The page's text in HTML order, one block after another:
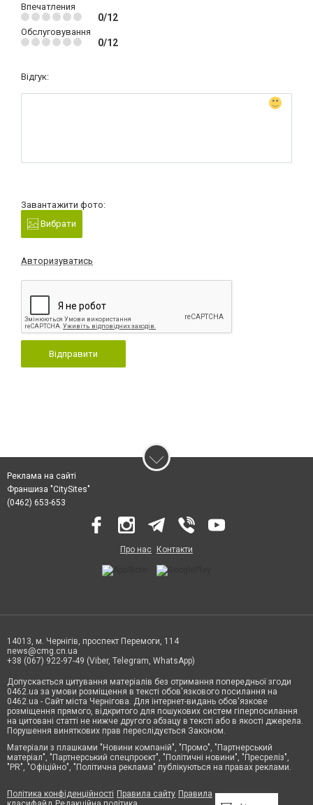
Впечатления
0/12
Обслуговування
0/12
Відгук:
Завантажити фото:
Вибрати
Авторизуватись
Відправити
Реклама на сайті
Франшиза "CitySites"
(0462) 653-653
Про нас Контакти
14013, м. Чернігів, проспект Перемоги, 114
news@cmg.cn.ua
+38 (067) 922-97-49 (Viber, Telegram, WhatsApp)
Допускається цитування матеріалів без отримання попередньої згоди
0462.ua за умови розміщення в тексті обов'язкового посилання на
0462.ua - Сайт міста Чернігова. Для інтернет-видань обов'язкове
розміщення прямого, відкритого для пошукових систем гіперпосилання
на цитовані статті не нижче другого абзацу в тексті або в якості джерела.
Порушення виняткових прав переслідується Законом.
Матеріали з плашками "Новини компаній", "Промо", "Партнерський
матеріал", "Партнерський спецпроєкт", "Політичні новини", "Пресреліз",
"PR", "Офіційно", "Політична реклама" публікуються на правах реклами.
Політика конфіденційності Правила сайту Правила